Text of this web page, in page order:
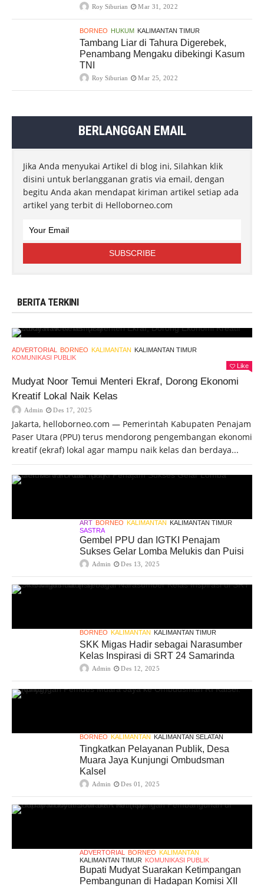
Roy Siburian Mar 31, 2022
BORNEO HUKUM KALIMANTAN TIMUR
Tambang Liar di Tahura Digerebek,
Penambang Mengaku dibekingi Kasum
TNI
Roy Siburian Mar 25, 2022
BERLANGGAN EMAIL
Jika Anda menyukai Artikel di blog ini, Silahkan klik
disini untuk berlangganan gratis via email, dengan
begitu Anda akan mendapat kiriman artikel setiap ada
artikel yang terbit di Helloborneo.com
BERITA TERKINI
ADVERTORIAL BORNEO KALIMANTAN
KALIMANTAN TIMUR
KOMUNIKASI PUBLIK
Like
Mudyat Noor Temui Menteri Ekraf, Dorong Ekonomi
Kreatif Lokal Naik Kelas
Admin Des 17, 2025
Jakarta, helloborneo.com — Pemerintah Kabupaten Penajam
Paser Utara (PPU) terus mendorong pengembangan ekonomi
kreatif (ekraf) lokal agar mampu naik kelas dan berdaya...
ART BORNEO KALIMANTAN
KALIMANTAN TIMUR
SASTRA
Gembel PPU dan IGTKI Penajam
Sukses Gelar Lomba Melukis dan Puisi
Admin Des 13, 2025
BORNEO KALIMANTAN KALIMANTAN TIMUR
SKK Migas Hadir sebagai Narasumber
Kelas Inspirasi di SRT 24 Samarinda
Admin Des 12, 2025
BORNEO KALIMANTAN KALIMANTAN SELATAN
Tingkatkan Pelayanan Publik, Desa
Muara Jaya Kunjungi Ombudsman
Kalsel
Admin Des 01, 2025
ADVERTORIAL BORNEO
KALIMANTAN
KALIMANTAN TIMUR
KOMUNIKASI PUBLIK
Bupati Mudyat Suarakan Ketimpangan
Pembangunan di Hadapan Komisi XII